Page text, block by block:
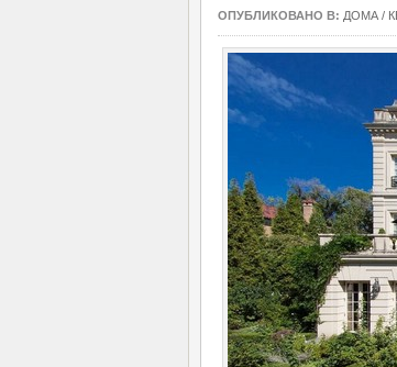
ОПУБЛИКОВАНО В: ДОМА /